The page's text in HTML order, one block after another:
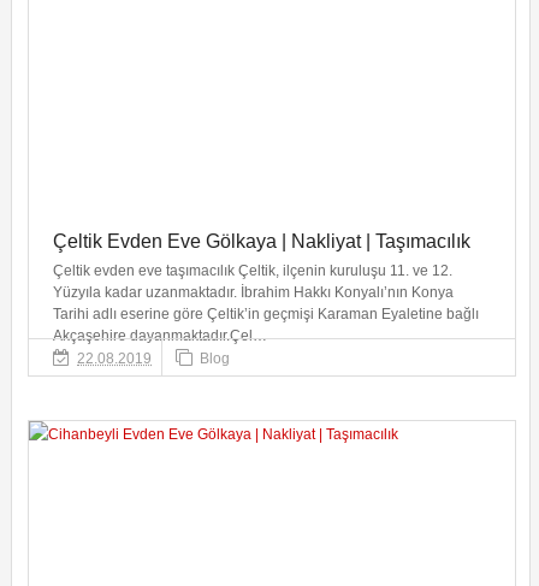
Çeltik Evden Eve Gölkaya | Nakliyat | Taşımacılık
Çeltik evden eve taşımacılık Çeltik, ilçenin kuruluşu 11. ve 12.
Yüzyıla kadar uzanmaktadır. İbrahim Hakkı Konyalı’nın Konya
Tarihi adlı eserine göre Çeltik’in geçmişi Karaman Eyaletine bağlı
Akçaşehire dayanmaktadır.Çel…
22.08.2019
Blog